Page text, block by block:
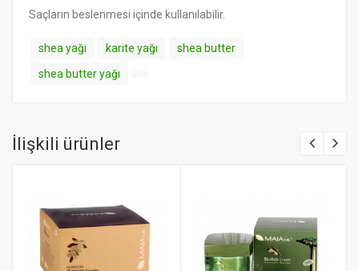
Saçların beslenmesi içinde kullanılabilir.
shea yağı karite yağı
shea butter
shea butter yağı
İlişkili ürünler